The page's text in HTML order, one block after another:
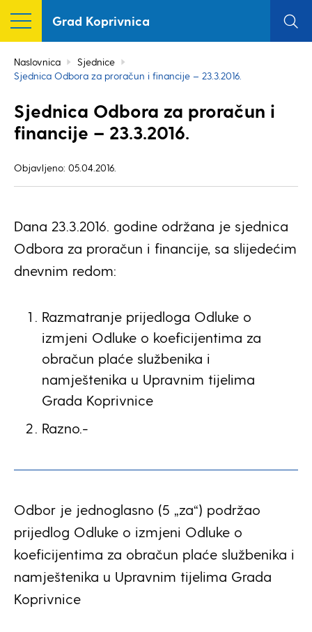
Grad Koprivnica
Naslovnica
Sjednice
Sjednica Odbora za proračun i financije – 23.3.2016.
Sjednica Odbora za proračun i
financije – 23.3.2016.
Objavljeno: 05.04.2016.
Dana 23.3.2016. godine održana je sjednica
Odbora za proračun i financije, sa slijedećim
dnevnim redom:
Razmatranje prijedloga Odluke o
izmjeni Odluke o koeficijentima za
obračun plaće službenika i
namještenika u Upravnim tijelima
Grada Koprivnice
Razno.-
Odbor je jednoglasno (5 „za“) podržao
prijedlog Odluke o izmjeni Odluke o
koeficijentima za obračun plaće službenika i
namještenika u Upravnim tijelima Grada
Koprivnice